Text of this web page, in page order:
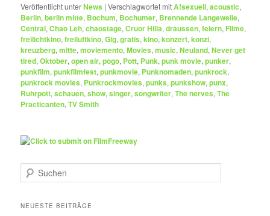
Veröffentlicht unterNews |Verschlagwortet mitA!sexuell,acoustic,
Berlin,berlin mitte, Bochum, Bochumer, Brennende Langeweile,
Central,Chao Leh,chaostage,Cruor Hilla,draussen,feiern, Filme,
freilichtkino,freiluftkino,Gig,gratis,kino,konzert,konzi,
kreuzberg,mitte,moviemento,Movies,music,Neuland,Never get
tired,Oktober,open air,pogo, Pott, Punk,punk movie,punker,
punkfilm,punkfilmfest,punkmovie, Punknomaden,punkrock,
punkrock movies, Punkrockmovies,punks,punkshow,punx,
Ruhrpott,schauen,show,singer,songwriter,The nerves,The
Practicanten,TV Smith
u
h
NEUESTE BEITRÄGE